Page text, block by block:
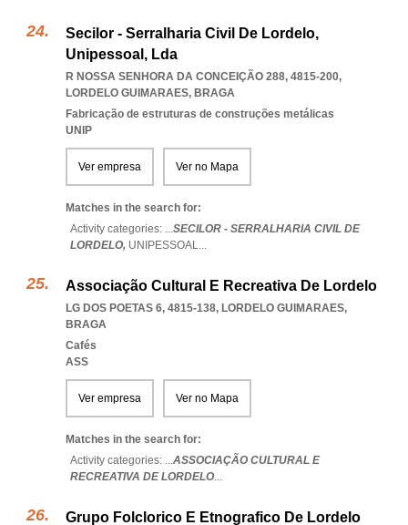
Secilor - Serralharia Civil De Lordelo,
Unipessoal, Lda
R NOSSA SENHORA DA CONCEIÇÃO 288, 4815-200,
LORDELO GUIMARAES, BRAGA
Fabricação de estruturas de construções metálicas
UNIP
Ver empresa Ver no Mapa
Matches in the search for:
Activity categories: ...SECILOR - SERRALHARIA CIVIL DE
LORDELO, UNIPESSOAL...
Associação Cultural E Recreativa De Lordelo
LG DOS POETAS 6, 4815-138, LORDELO GUIMARAES,
BRAGA
Cafés
ASS
Ver empresa Ver no Mapa
Matches in the search for:
Activity categories: ...ASSOCIAÇÃO CULTURAL E
RECREATIVA DE LORDELO...
Grupo Folclorico E Etnografico De Lordelo